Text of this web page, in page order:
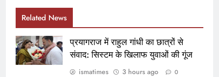
Related News
प्रयागराज में राहुल गांधी का छात्रों से
संवाद: सिस्टम के खिलाफ युवाओं की गूंज
ismatimes 3 hours ago 0